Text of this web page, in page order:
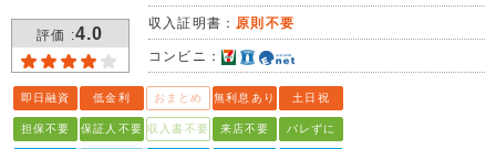
評価 :4.0
収入証明書： 原則不要
コンビニ：
即日融資 低金利 おまとめ 無利息あり 土日祝
担保不要 保証人不要 収入書不要 来店不要 バレずに